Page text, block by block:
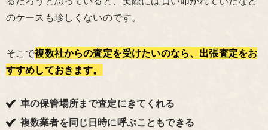
のケースも珍しくないのです。
そこで複数社からの査定を受けたいのなら、出張査定をお
すすめしておきます。
車の保管場所まで査定にきてくれる
複数業者を同じ日時に呼ぶこともできる